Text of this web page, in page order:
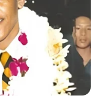
für
Bereiche
gebucht